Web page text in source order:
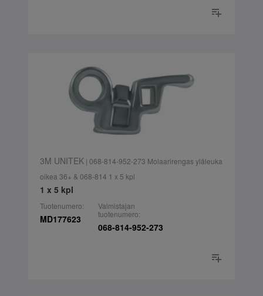
3M UNITEK| 068-814-952-273 Molaarirengas yläleuka
oikea 36+ & 068-814 1 x 5 kpl
1 x 5 kpl
Tuotenumero:
MD177623
Valmistajan
tuotenumero:
068-814-952-273